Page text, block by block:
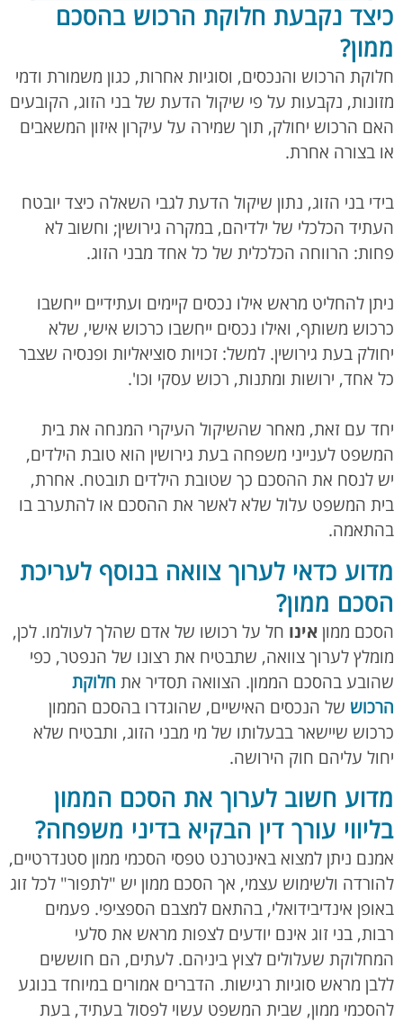
כיצד נקבעת חלוקת הרכוש בהסכם
ממון?
חלוקת הרכוש והנכסים, וסוגיות אחרות, כגון משמורת ודמי
מזונות, נקבעות על פי שיקול הדעת של בני הזוג, הקובעים
האם הרכוש יחולק, תוך שמירה על עיקרון איזון המשאבים
או בצורה אחרת.
בידי בני הזוג, נתון שיקול הדעת לגבי השאלה כיצד יובטח
העתיד הכלכלי של ילדיהם, במקרה גירושין; וחשוב לא
פחות: הרווחה הכלכלית של כל אחד מבני הזוג.
ניתן להחליט מראש אילו נכסים קיימים ועתידיים ייחשבו
כרכוש משותף, ואילו נכסים ייחשבו כרכוש אישי, שלא
יחולק בעת גירושין. למשל: זכויות סוציאליות ופנסיה שצבר
כל אחד, ירושות ומתנות, רכוש עסקי וכו'.
יחד עם זאת, מאחר שהשיקול העיקרי המנחה את בית
המשפט לענייני משפחה בעת גירושין הוא טובת הילדים,
יש לנסח את ההסכם כך שטובת הילדים תובטח. אחרת,
בית המשפט עלול שלא לאשר את ההסכם או להתערב בו
בהתאמה.
מדוע כדאי לערוך צוואה בנוסף לעריכת
הסכם ממון?
הסכם ממון אינו חל על רכושו של אדם שהלך לעולמו. לכן,
מומלץ לערוך צוואה, שתבטיח את רצונו של הנפטר, כפי
שהובע בהסכם הממון. הצוואה תסדיר את חלוקת
הרכוש של הנכסים האישיים, שהוגדרו בהסכם הממון
כרכוש שיישאר בבעלותו של מי מבני הזוג, ותבטיח שלא
יחול עליהם חוק הירושה.
מדוע חשוב לערוך את הסכם הממון
בליווי עורך דין הבקיא בדיני משפחה?
אמנם ניתן למצוא באינטרנט טפסי הסכמי ממון סטנדרטיים,
להורדה ולשימוש עצמי, אך הסכם ממון יש "לתפור" לכל זוג
באופן אינדיבידואלי, בהתאם למצבם הספציפי. פעמים
רבות, בני זוג אינם יודעים לצפות מראש את סלעי
המחלוקת שעלולים לצוץ ביניהם. לעתים, הם חוששים
ללבן מראש סוגיות רגישות. הדברים אמורים במיוחד בנוגע
להסכמי ממון, שבית המשפט עשוי לפסול בעתיד, בעת